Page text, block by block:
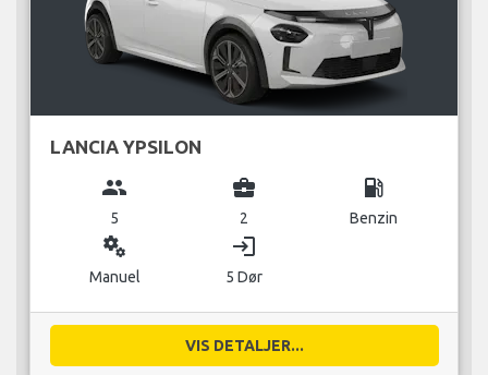
LANCIA YPSILON
group
5
business_center
2
local_gas_station
Benzin
miscellaneous_services
Manuel
login
5 Dør
VIS DETALJER...